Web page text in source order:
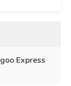
Express